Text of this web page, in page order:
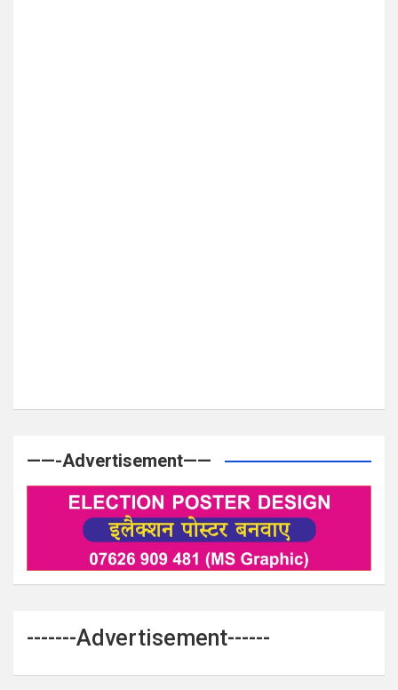
——-Advertisement——
-------Advertisement------